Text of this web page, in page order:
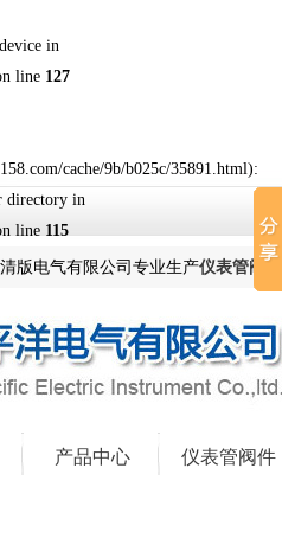
in
line 127
cache/9b/b025c/35891.html):
directory in
line 115
版电气有限公司专业生产仪表管阀件
产品中心 仪表管阀件